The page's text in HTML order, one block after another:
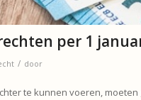
per 1
/ door
te kunnen voeren,